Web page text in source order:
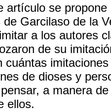
artículo se
de Garcilaso de la
a los autores
de su
cuántas
de dioses y
a manera
ellos.